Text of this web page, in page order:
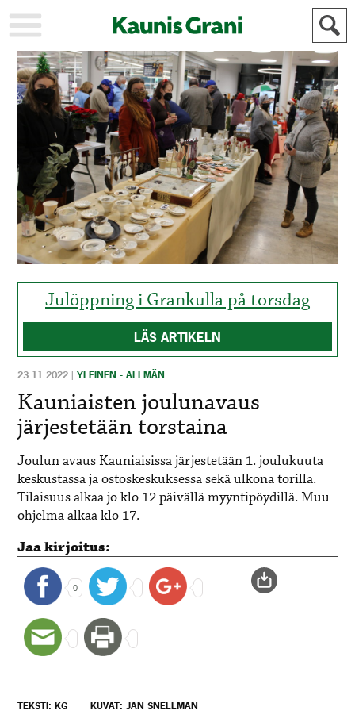
KAUPUNKI
STADEN
AJANKOHTAISTA
AKTUELLT
URHEILU
IDROTT
KULTTUURI
KULTUR
HISTORIA
HISTORIA
YLEINEN
ALLMÄN
MAINOSTAJILLE
FÖR
ANNONSÖRER
Julöppning i Grankulla på torsdag
LÄS ARTIKELN
23.11.2022 |YLEINEN - ALLMÄN
Kauniaisten joulunavaus
järjestetään torstaina
Joulun avaus Kauniaisissa järjestetään 1. joulukuuta
keskustassa ja ostoskeskuksessa sekä ulkona torilla.
Tilaisuus alkaa jo klo 12 päivällä myyntipöydillä. Muu
ohjelma alkaa klo 17.
Jaa kirjoitus:
0
TEKSTI: KG KUVAT: JAN SNELLMAN